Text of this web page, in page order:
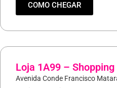
COMO CHEGAR
Loja 1A99 – Shopping
Avenida Conde Francisco